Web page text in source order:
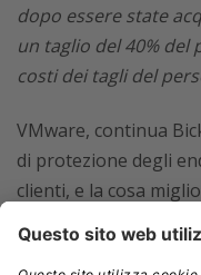
dopo essere state
un taglio del 40% del
costi dei tagli del
VMware, continua
di protezione degli
clienti, e la cosa
funzionare questa